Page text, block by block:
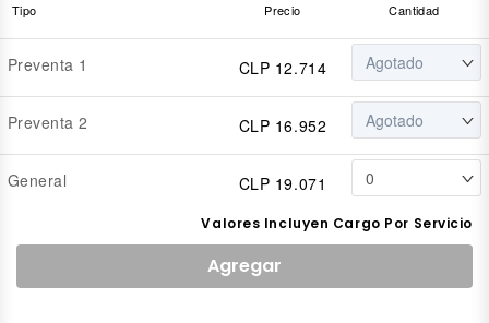
Tipo Precio Cantidad
Preventa 1 CLP 12.714
Preventa 2 CLP 16.952
General CLP 19.071
Valores Incluyen Cargo Por Servicio
Agregar